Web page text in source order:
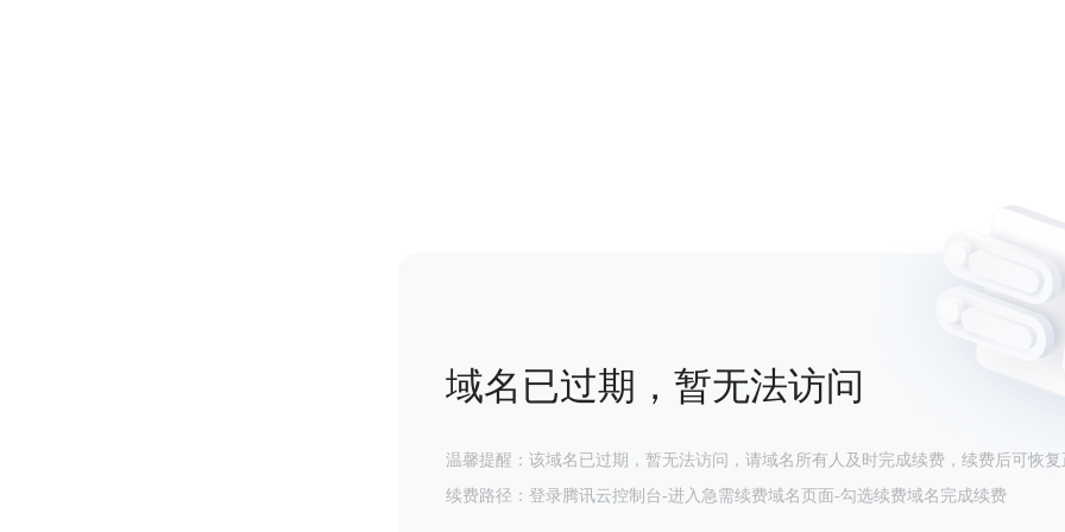
域名已过期，暂无法访问
温馨提醒：该域名已过期，暂无法访问，请域名所有人及时完成续费，续费后可恢复
续费路径：登录腾讯云控制台-进入急需续费域名页面-勾选续费域名完成续费